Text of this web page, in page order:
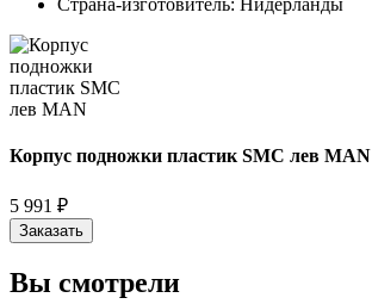
Корпус подножки пластик SMC лев MAN
5 991 ₽
Заказать
Вы смотрели